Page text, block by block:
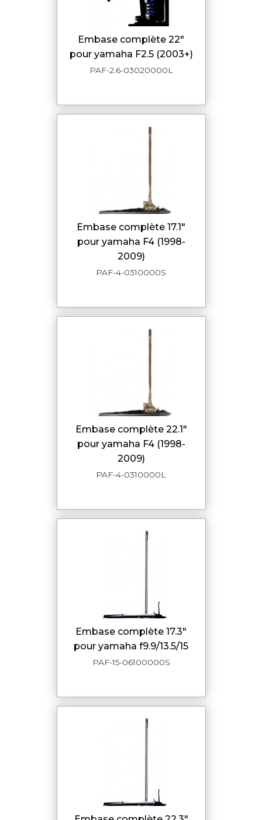
embase complète 22"
pour yamaha F2.5 (2003+)
PAF-2.6-03020000L
embase complète 17.1"
pour yamaha F4 (1998-
2009)
PAF-4-0310000S
embase complète 22.1"
pour yamaha F4 (1998-
2009)
PAF-4-0310000L
embase complète 17.3"
pour yamaha f9.9/13.5/15
PAF-15-06100000S